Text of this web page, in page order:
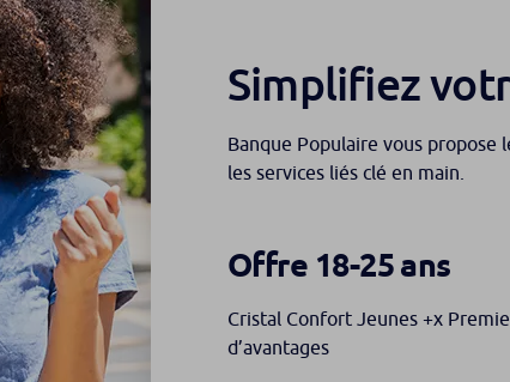
Simplifiez
Banque Populaire vous propose
les services liés clé en main.
Offre 18-25 ans
Cristal Confort Jeunes +x
d’avantages